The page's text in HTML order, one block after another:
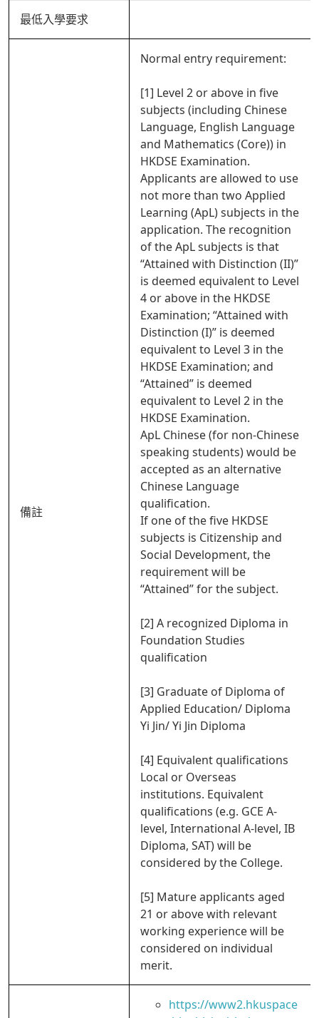
最低入學要求
備註
Normal entry requirement:
[1] Level 2 or above in five
subjects (including Chinese
Language, English Language
and Mathematics (Core)) in
HKDSE Examination.
Applicants are allowed to use
not more than two Applied
Learning (ApL) subjects in the
application. The recognition
of the ApL subjects is that
“Attained with Distinction (II)”
is deemed equivalent to Level
4 or above in the HKDSE
Examination; “Attained with
Distinction (I)” is deemed
equivalent to Level 3 in the
HKDSE Examination; and
“Attained” is deemed
equivalent to Level 2 in the
HKDSE Examination.
ApL Chinese (for non-Chinese
speaking students) would be
accepted as an alternative
Chinese Language
qualification.
If one of the five HKDSE
subjects is Citizenship and
Social Development, the
requirement will be
“Attained” for the subject.
[2] A recognized Diploma in
Foundation Studies
qualification
[3] Graduate of Diploma of
Applied Education/ Diploma
Yi Jin/ Yi Jin Diploma
[4] Equivalent qualifications
Local or Overseas
institutions. Equivalent
qualifications (e.g. GCE A-
level, International A-level, IB
Diploma, SAT) will be
considered by the College.
[5] Mature applicants aged
21 or above with relevant
working experience will be
considered on individual
merit.
https://www2.hkuspace